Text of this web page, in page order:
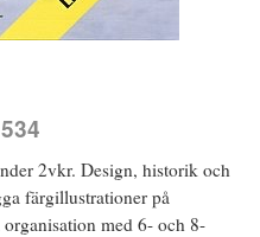
2vkr. Design, historik och
färgillustrationer på
med 6- och 8-